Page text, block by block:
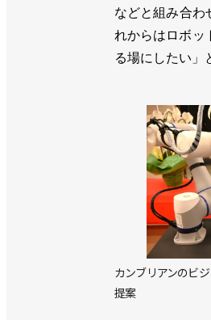
などと組み合わ
れからはロボッ
る場にしたい」
カンブリアンのビ
提案